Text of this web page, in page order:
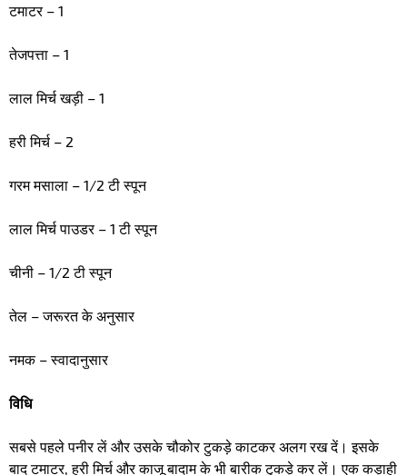
टमाटर – 1
तेजपत्ता – 1
लाल मिर्च खड़ी – 1
हरी मिर्च – 2
गरम मसाला – 1/2 टी स्पून
लाल मिर्च पाउडर – 1 टी स्पून
चीनी – 1/2 टी स्पून
तेल – जरूरत के अनुसार
नमक – स्वादानुसार
विधि
सबसे पहले पनीर लें और उसके चौकोर टुकड़े काटकर अलग रख दें। इसके
बाद टमाटर, हरी मिर्च और काजू बादाम के भी बारीक टुकड़े कर लें। एक कड़ाही